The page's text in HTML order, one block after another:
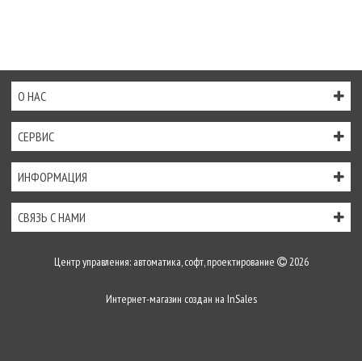
О НАС
СЕРВИС
ИНФОРМАЦИЯ
СВЯЗЬ С НАМИ
Центр управления: автоматика, софт, проектирование 2026
Интернет-магазин создан на InSales